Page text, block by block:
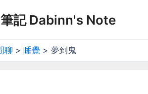
記 Dabinn's Note
聊 睡覺 夢到鬼